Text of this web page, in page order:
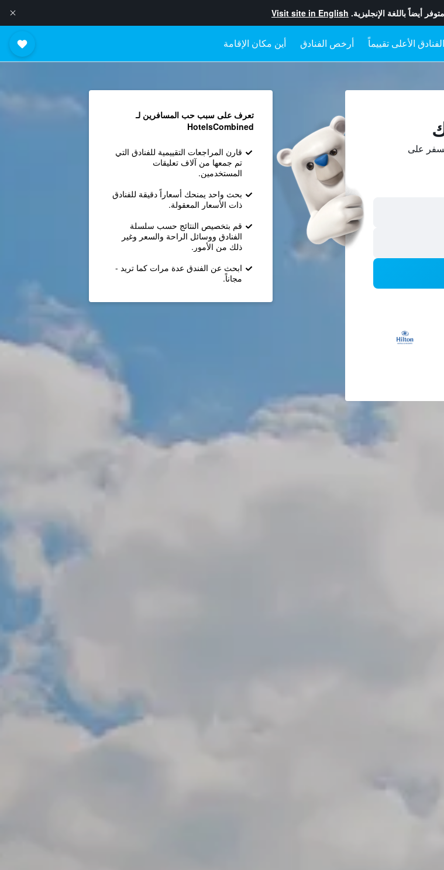
متوفر أيضاً باللغة الإنجليزية. Visit site in English
الفنادق الأعلى تقييماً أرخص الفنادق أين مكان الإقامة
على
تعرف على سبب حب المسافرين لـ
HotelsCombined
قارن المراجعات التقييمية للفنادق التي
تم جمعها من آلاف تعليقات
المستخدمين.
بحث واحد يمنحك أسعاراً دقيقة للفنادق
ذات الأسعار المعقولة.
قم بتخصيص النتائج حسب سلسلة
الفنادق ووسائل الراحة والسعر وغير
ذلك من الأمور.
ابحث عن الفندق عدة مرات كما تريد -
مجاناً.